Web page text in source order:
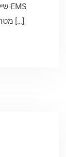
(Enterprise Mobility and Security). מטרתם […]